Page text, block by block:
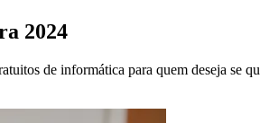
2024
de informática para quem deseja se qu